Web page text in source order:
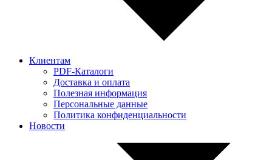
Клиентам
PDF-Каталоги
Доставка и оплата
Полезная информация
Персональные данные
Политика конфиденциальности
Новости